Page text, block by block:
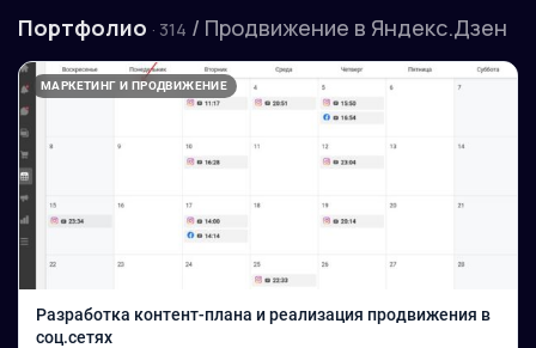
Портфолио · 314 / Продвижение в Яндекс.Дзен
МАРКЕТИНГ И ПРОДВИЖЕНИЕ
Разработка контент-плана и реализация продвижения в
соц.сетях